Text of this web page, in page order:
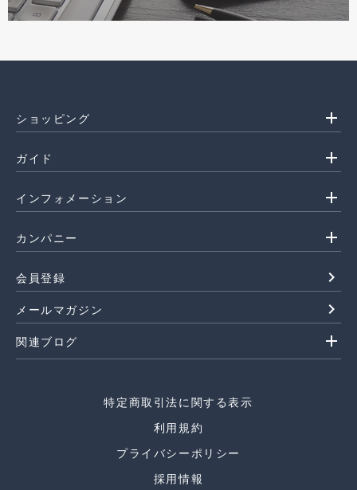
ショッピング add
ガイド add
インフォメーション add
カンパニー add
会員登録 navigate_next
メールマガジン navigate_next
関連ブログ add
特定商取引法に関する表示
利用規約
プライバシーポリシー
採用情報